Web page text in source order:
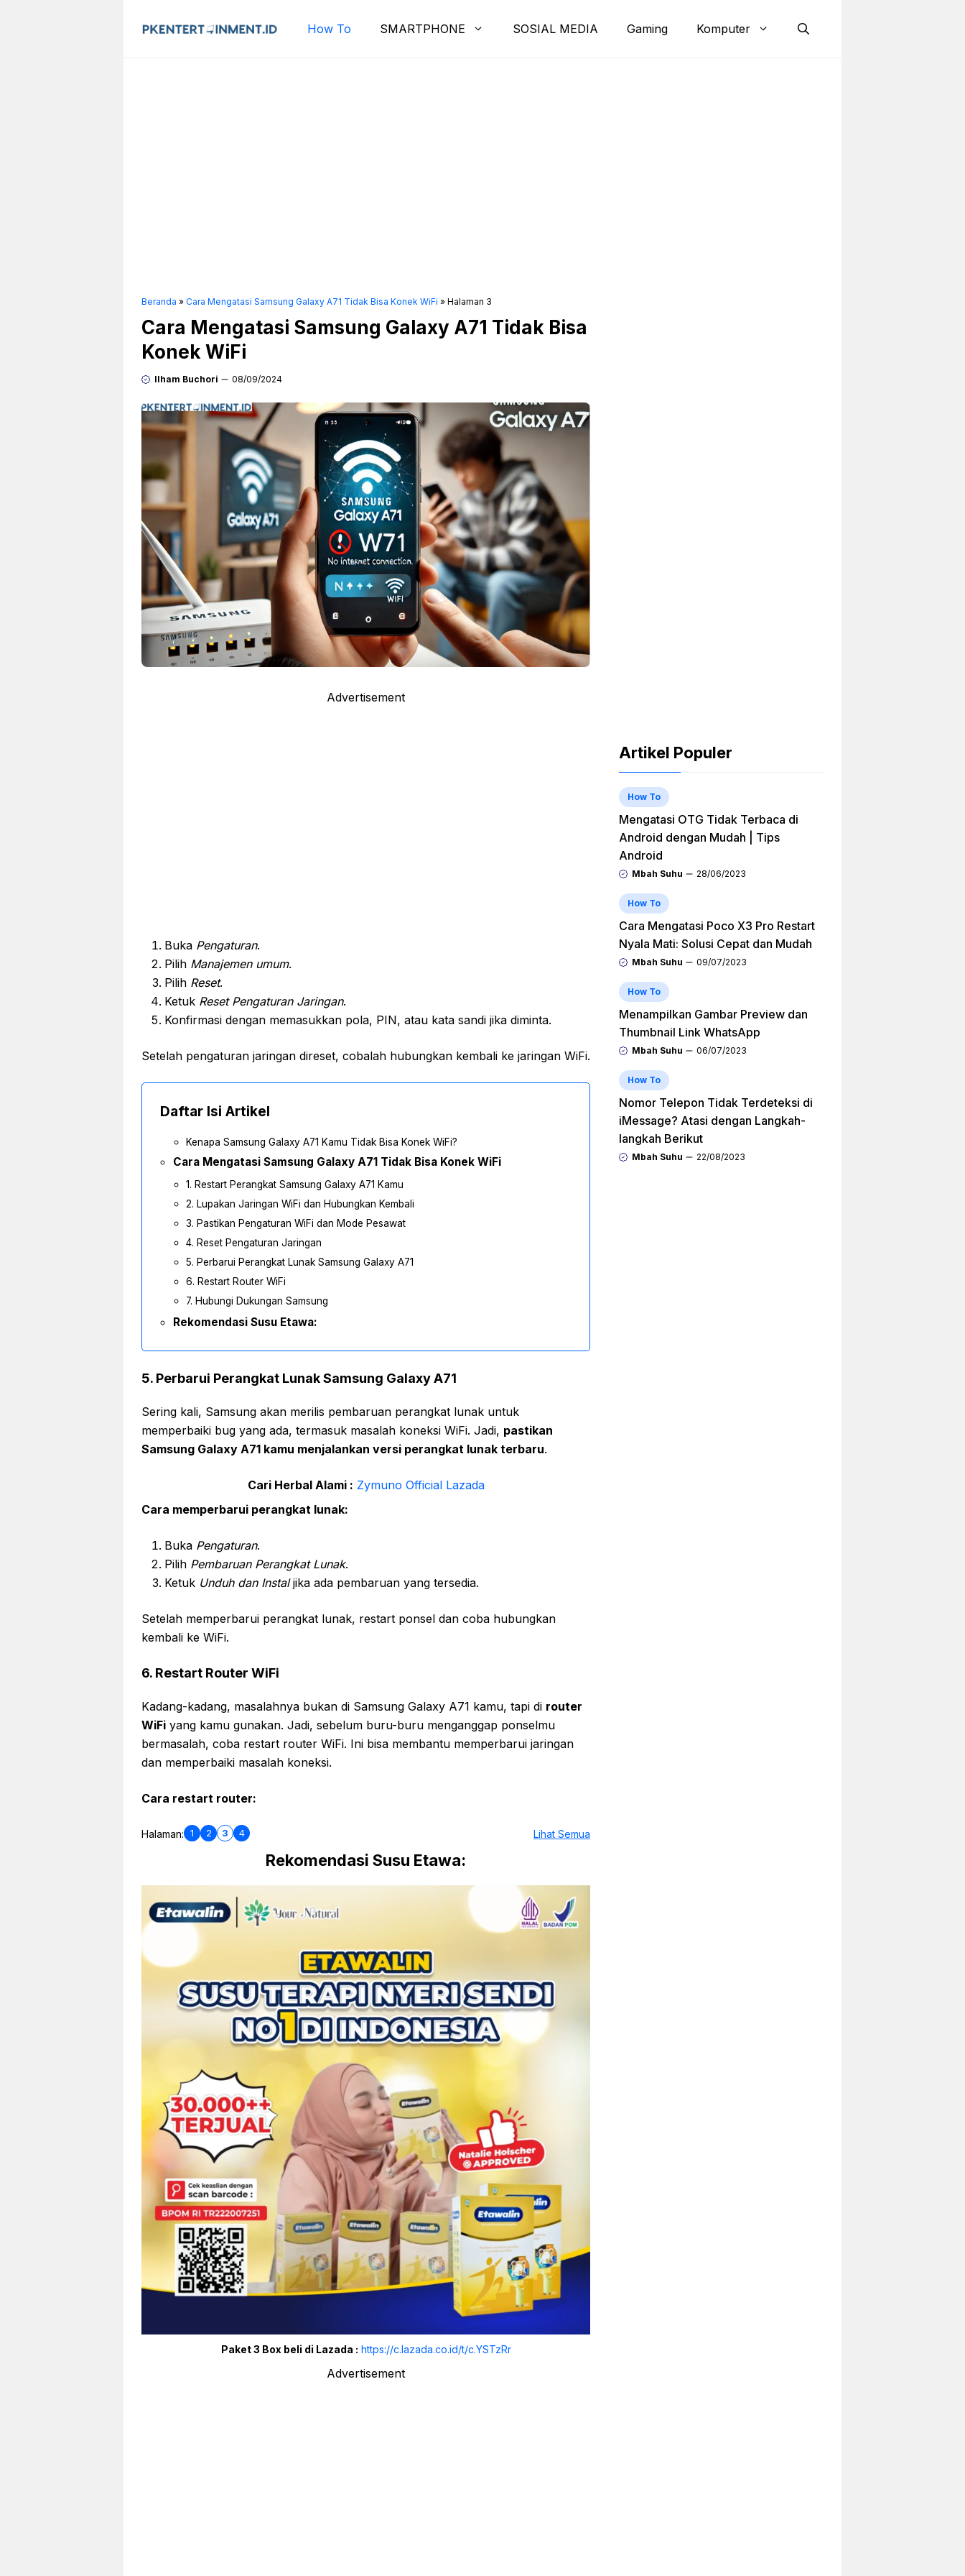
How To SMARTPHONE SOSIAL MEDIA Gaming Komputer
Beranda » Cara Mengatasi Samsung Galaxy A71 Tidak Bisa Konek WiFi » Halaman 3
Cara Mengatasi Samsung Galaxy A71 Tidak Bisa
Konek WiFi
Ilham Buchori 08/09/2024
Advertisement
Buka Pengaturan.
Pilih Manajemen umum.
Pilih Reset.
Ketuk Reset Pengaturan Jaringan.
Konfirmasi dengan memasukkan pola, PIN, atau kata sandi jika diminta.
Setelah pengaturan jaringan direset, cobalah hubungkan kembali ke jaringan WiFi.
Daftar Isi Artikel
Kenapa Samsung Galaxy A71 Kamu Tidak Bisa Konek WiFi?
Cara Mengatasi Samsung Galaxy A71 Tidak Bisa Konek WiFi
1. Restart Perangkat Samsung Galaxy A71 Kamu
2. Lupakan Jaringan WiFi dan Hubungkan Kembali
3. Pastikan Pengaturan WiFi dan Mode Pesawat
4. Reset Pengaturan Jaringan
5. Perbarui Perangkat Lunak Samsung Galaxy A71
6. Restart Router WiFi
7. Hubungi Dukungan Samsung
Rekomendasi Susu Etawa:
5. Perbarui Perangkat Lunak Samsung Galaxy A71
Sering kali, Samsung akan merilis pembaruan perangkat lunak untuk
memperbaiki bug yang ada, termasuk masalah koneksi WiFi. Jadi, pastikan
Samsung Galaxy A71 kamu menjalankan versi perangkat lunak terbaru.
Cari Herbal Alami : Zymuno Official Lazada
Cara memperbarui perangkat lunak:
Buka Pengaturan.
Pilih Pembaruan Perangkat Lunak.
Ketuk Unduh dan Instaljika ada pembaruan yang tersedia.
Setelah memperbarui perangkat lunak, restart ponsel dan coba hubungkan
kembali ke WiFi.
6. Restart Router WiFi
Kadang-kadang, masalahnya bukan di Samsung Galaxy A71 kamu, tapi di router
WiFi yang kamu gunakan. Jadi, sebelum buru-buru menganggap ponselmu
bermasalah, coba restart router WiFi. Ini bisa membantu memperbarui jaringan
dan memperbaiki masalah koneksi.
Cara restart router:
Halaman: 1 2 3 4 Lihat Semua
Rekomendasi Susu Etawa:
Paket 3 Box beli di Lazada : https://c.lazada.co.id/t/c.YSTzRr
Advertisement
Artikel Populer
How To
Mengatasi OTG Tidak Terbaca di
Android dengan Mudah | Tips
Android
Mbah Suhu 28/06/2023
How To
Cara Mengatasi Poco X3 Pro Restart
Nyala Mati: Solusi Cepat dan Mudah
Mbah Suhu 09/07/2023
How To
Menampilkan Gambar Preview dan
Thumbnail Link WhatsApp
Mbah Suhu 06/07/2023
How To
Nomor Telepon Tidak Terdeteksi di
iMessage? Atasi dengan Langkah-
langkah Berikut
Mbah Suhu 22/08/2023